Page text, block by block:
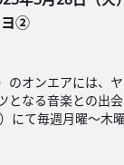
ヨ②
のオンエアには、
となる音楽との出
にて毎週月曜～木